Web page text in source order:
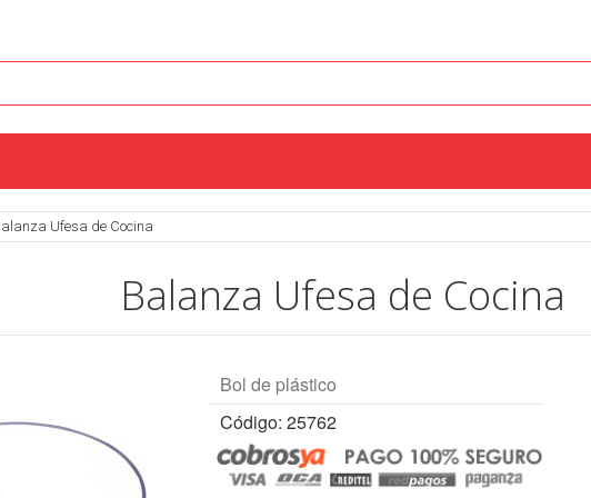
Ufesa de Cocina
Balanza Ufesa de Cocina
Bol de plástico
Código: 25762